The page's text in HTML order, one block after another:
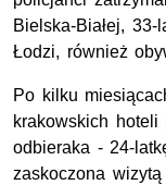
Bielska-Białej,
Łodzi, również
Po kilku
krakowskich
odbieraka - 24-
zaskoczona